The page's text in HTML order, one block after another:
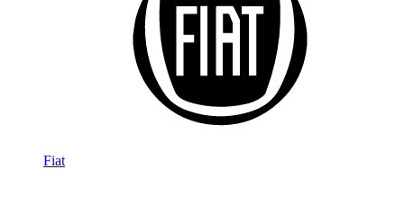
Fiat